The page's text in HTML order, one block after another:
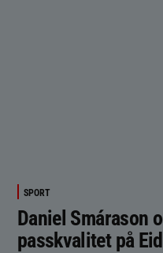
SPORT
Daniel Smárason
passkvalitet på